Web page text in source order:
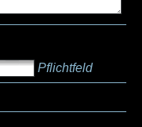
Pflichtfeld